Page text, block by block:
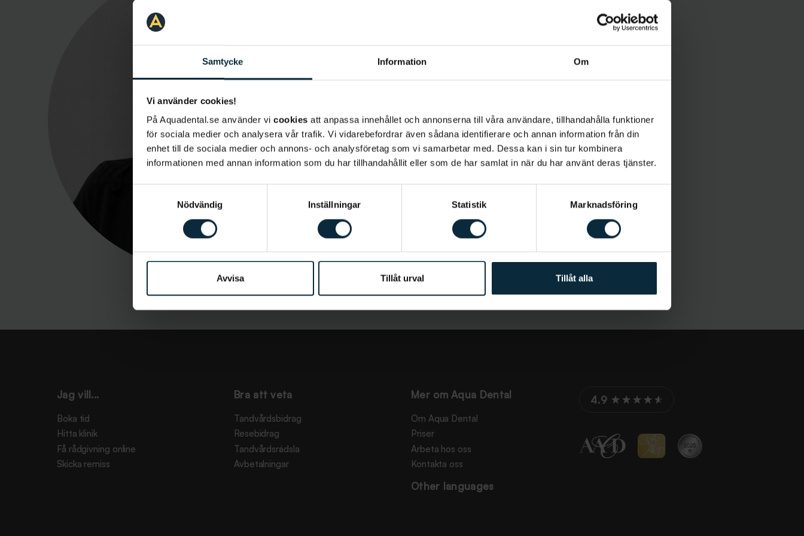
Samtycke Information Om
Vi använder cookies!
På Aquadental.se använder vi cookies att anpassa innehållet och annonserna till våra användare, tillhandahålla funktioner
för sociala medier och analysera vår trafik. Vi vidarebefordrar även sådana identifierare och annan information från din
enhet till de sociala medier och annons- och analysföretag som vi samarbetar med. Dessa kan i sin tur kombinera
informationen med annan information som du har tillhandahållit eller som de har samlat in när du har använt deras tjänster.
Nödvändig
Inställningar Statistik Marknadsföring
Avvisa Tillåt urval Tillåt alla
Jag vill...
Boka tid
Hitta klinik
Få rådgivning online
Skicka remiss
Bra att veta
Tandvårdsbidrag
Resebidrag
Tandvårdsrädsla
Avbetalningar
Mer om Aqua Dental
Om Aqua Dental
Priser
Arbeta hos oss
Kontakta oss
Other languages
4.9